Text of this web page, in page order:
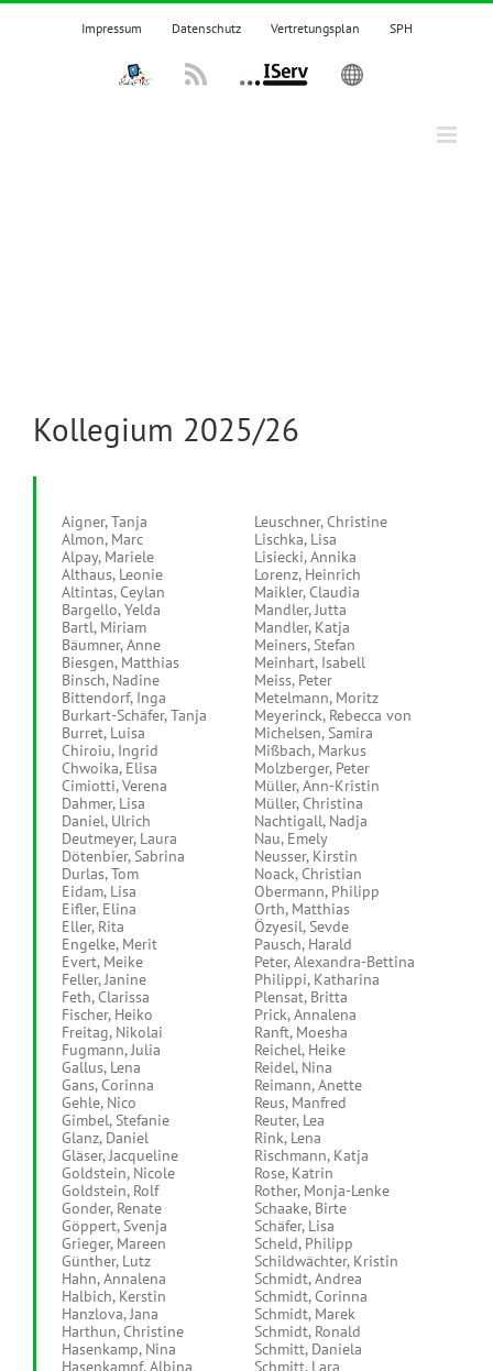
Zum
Impressum Datenschutz Vertretungsplan SPH
IPadsTKSRss IServ English
Kollegium 2025/26
Aigner, Tanja
Almon, Marc
Alpay, Mariele
Althaus, Leonie
Altintas, Ceylan
Bargello, Yelda
Bartl, Miriam
Bäumner, Anne
Biesgen, Matthias
Binsch, Nadine
Bittendorf, Inga
Burkart-Schäfer, Tanja
Burret, Luisa
Chiroiu, Ingrid
Chwoika, Elisa
Cimiotti, Verena
Dahmer, Lisa
Daniel, Ulrich
Deutmeyer, Laura
Dötenbier, Sabrina
Durlas, Tom
Eidam, Lisa
Eifler, Elina
Eller, Rita
Engelke, Merit
Evert, Meike
Feller, Janine
Feth, Clarissa
Fischer, Heiko
Freitag, Nikolai
Fugmann, Julia
Gallus, Lena
Gans, Corinna
Gehle, Nico
Gimbel, Stefanie
Glanz, Daniel
Gläser, Jacqueline
Goldstein, Nicole
Goldstein, Rolf
Gonder, Renate
Göppert, Svenja
Grieger, Mareen
Günther, Lutz
Hahn, Annalena
Halbich, Kerstin
Hanzlova, Jana
Harthun, Christine
Hasenkamp, Nina
Hasenkampf, Albina
Leuschner, Christine
Lischka, Lisa
Lisiecki, Annika
Lorenz, Heinrich
Maikler, Claudia
Mandler, Jutta
Mandler, Katja
Meiners, Stefan
Meinhart, Isabell
Meiss, Peter
Metelmann, Moritz
Meyerinck, Rebecca von
Michelsen, Samira
Mißbach, Markus
Molzberger, Peter
Müller, Ann-Kristin
Müller, Christina
Nachtigall, Nadja
Nau, Emely
Neusser, Kirstin
Noack, Christian
Obermann, Philipp
Orth, Matthias
Özyesil, Sevde
Pausch, Harald
Peter, Alexandra-Bettina
Philippi, Katharina
Plensat, Britta
Prick, Annalena
Ranft, Moesha
Reichel, Heike
Reidel, Nina
Reimann, Anette
Reus, Manfred
Reuter, Lea
Rink, Lena
Rischmann, Katja
Rose, Katrin
Rother, Monja-Lenke
Schaake, Birte
Schäfer, Lisa
Scheld, Philipp
Schildwächter, Kristin
Schmidt, Andrea
Schmidt, Corinna
Schmidt, Marek
Schmidt, Ronald
Schmitt, Daniela
Schmitt, Lara